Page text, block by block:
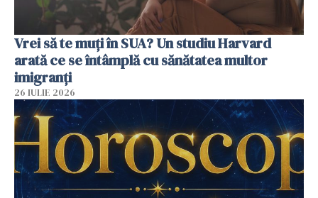
Vrei să te muți în SUA? Un studiu Harvard
arată ce se întâmplă cu sănătatea multor
imigranți
26 IULIE 2026